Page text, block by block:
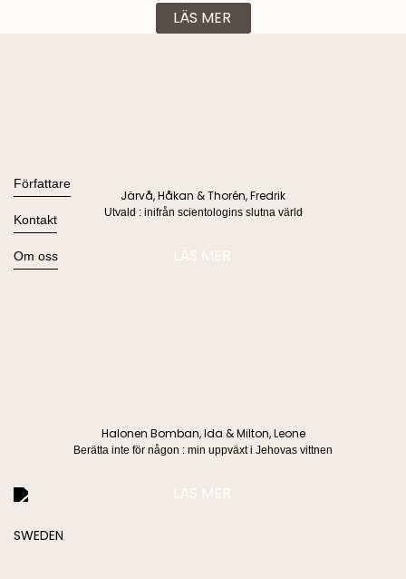
LÄS MER
Järvå, Håkan & Thorén, Fredrik
Utvald : inifrån scientologins slutna värld
LÄS MER
Halonen Bomban, Ida & Milton, Leone
Berätta inte för någon : min uppväxt i Jehovas vittnen
LÄS MER
Alla böcker
Ljudböcker
Nyheter
Författare
Se alla
Kontakt
Kontakta oss
Press
Om oss